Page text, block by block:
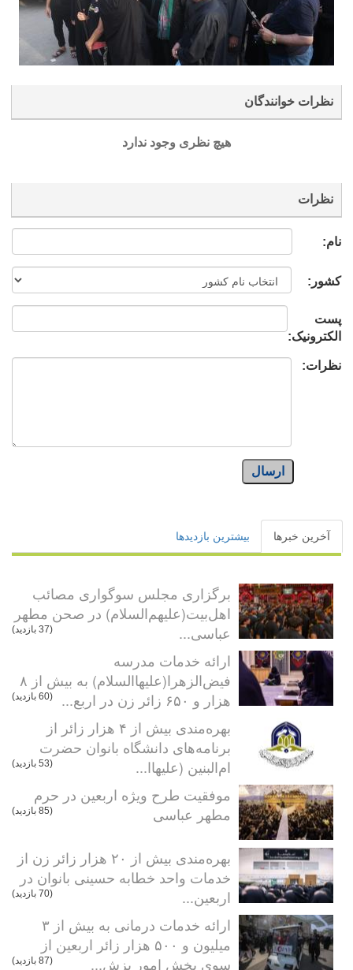
نظرات خوانندگان
هیچ نظری وجود ندارد
نظرات
نام:
کشور:
پست
الکترونیک:
نظرات:
ارسال
آخرین خبرها بیشترین بازدیدها
برگزاری مجلس سوگواری مصائب
اهل‌بیت(علیهم‌السلام) در صحن مطهر
عباسی...
(37 بازدید)
ارائه خدمات مدرسه
فیض‌الزهرا(علیهاالسلام) به بیش از ۸
هزار و ۶۵۰ زائر زن در اربع...
(60 بازدید)
بهره‌مندی بیش از ۴ هزار زائر از
برنامه‌های دانشگاه بانوان حضرت
ام‌البنین (علیهاا...
(53 بازدید)
موفقیت طرح ویژه اربعین در حرم
مطهر عباسی
(85 بازدید)
بهره‌مندی بیش از ۲۰ هزار زائر زن از
خدمات واحد خطابه حسینی بانوان در
اربعین...
(70 بازدید)
ارائه خدمات درمانی به بیش از ۳
میلیون و ۵۰۰ هزار زائر اربعین از
سوی بخش امور پزش...
(87 بازدید)